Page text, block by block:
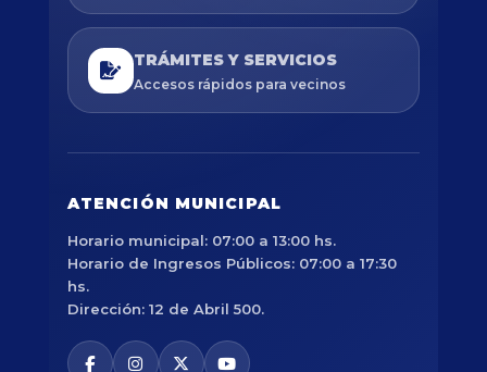
TRÁMITES Y SERVICIOS
Accesos rápidos para vecinos
ATENCIÓN MUNICIPAL
Horario municipal: 07:00 a 13:00 hs.
Horario de Ingresos Públicos: 07:00 a 17:30
hs.
Dirección: 12 de Abril 500.